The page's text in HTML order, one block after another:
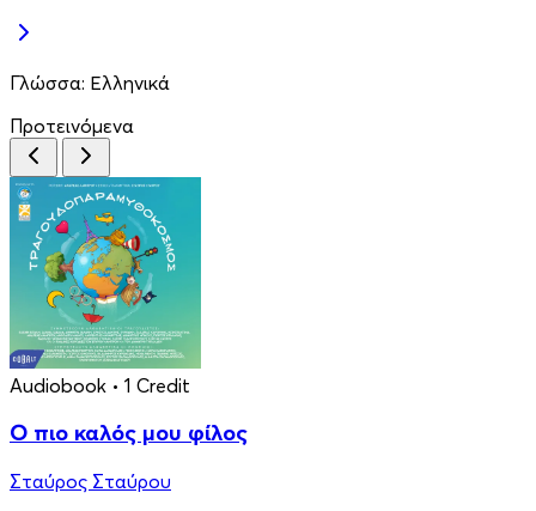
Γλώσσα: Ελληνικά
Προτεινόμενα
Audiobook • 1 Credit
Ο πιο καλός μου φίλος
Σταύρος Σταύρου